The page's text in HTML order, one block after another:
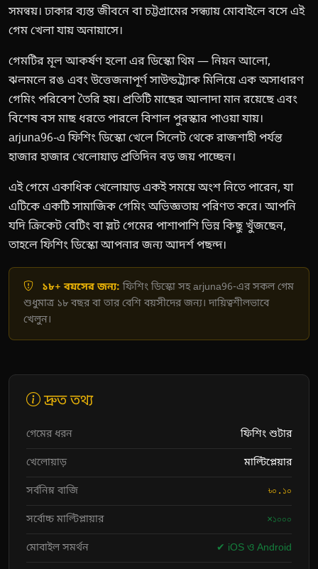
সমন্বয়। ঢাকার ব্যস্ত জীবনে বা চট্টগ্রামের সন্ধ্যায় মোবাইলে বসে এই
গেম খেলা যায় অনায়াসে।
গেমটির মূল আকর্ষণ হলো এর ডিস্কো থিম — নিয়ন আলো,
ঝলমলে রঙ এবং উত্তেজনাপূর্ণ সাউন্ডট্র্যাক মিলিয়ে এক অসাধারণ
গেমিং পরিবেশ তৈরি হয়। প্রতিটি মাছের আলাদা মান রয়েছে এবং
বিশেষ বস মাছ ধরতে পারলে বিশাল পুরস্কার পাওয়া যায়।
arjuna96-এ ফিশিং ডিস্কো খেলে সিলেট থেকে রাজশাহী পর্যন্ত
হাজার হাজার খেলোয়াড় প্রতিদিন বড় জয় পাচ্ছেন।
এই গেমে একাধিক খেলোয়াড় একই সময়ে অংশ নিতে পারেন, যা
এটিকে একটি সামাজিক গেমিং অভিজ্ঞতায় পরিণত করে। আপনি
যদি ক্রিকেট বেটিং বা স্লট গেমের পাশাপাশি ভিন্ন কিছু খুঁজছেন,
তাহলে ফিশিং ডিস্কো আপনার জন্য আদর্শ পছন্দ।
১৮+ বয়সের জন্য: ফিশিং ডিস্কো সহ arjuna96-এর সকল গেম
শুধুমাত্র ১৮ বছর বা তার বেশি বয়সীদের জন্য। দায়িত্বশীলভাবে
খেলুন।
দ্রুত তথ্য
গেমের ধরন ফিশিং শুটার
খেলোয়াড় মাল্টিপ্লেয়ার
সর্বনিম্ন বাজি ৳০.১০
সর্বোচ্চ মাল্টিপ্লায়ার ×১০০০
মোবাইল সমর্থন ✔ iOS ও Android